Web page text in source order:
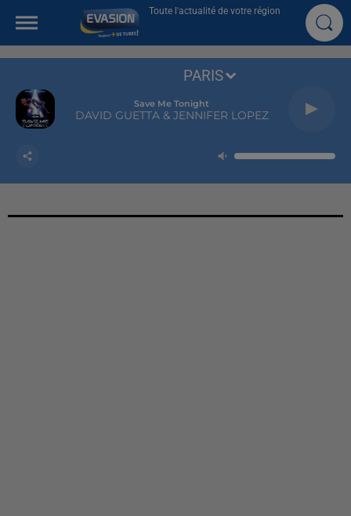
Toute l'actualité de votre région
Save Me Tonight
DAVID GUETTA & JENNIFER LOPEZ
PARIS